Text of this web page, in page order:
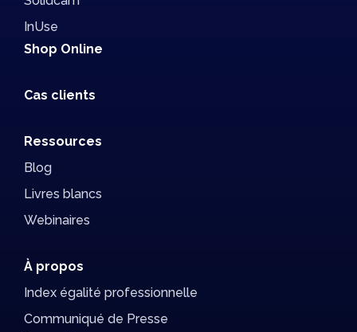
InUse
Shop Online
Cas clients
Ressources
Blog
Livres blancs
Webinaires
À propos
Index égalité professionnelle
Communiqué de Presse